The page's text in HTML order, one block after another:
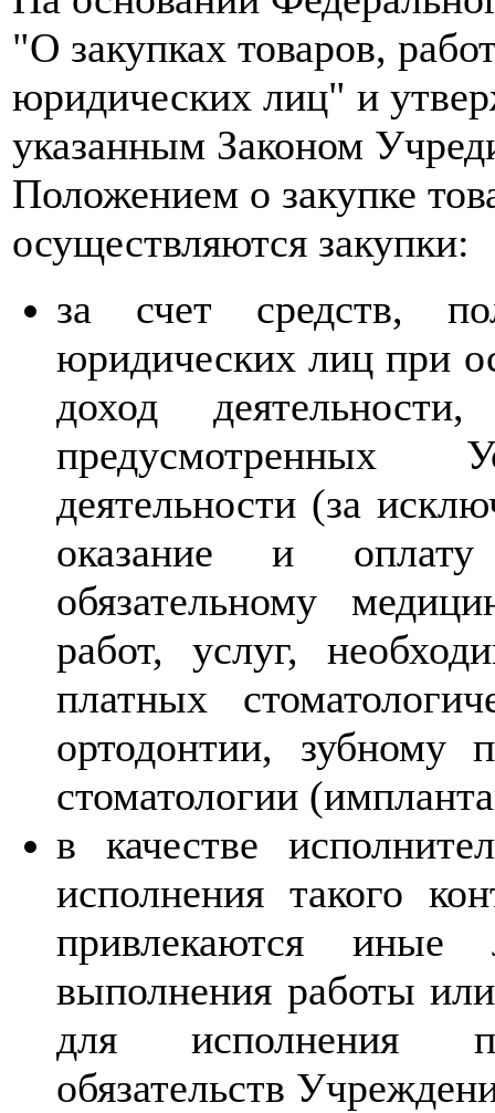
"О закупках товаров,
юридических лиц" и
указанным Законом
Положением о закупке
осуществляются закупки:
за счет средств,
юридических лиц при
доход
предусмотренных
деятельности (за
оказание и
обязательному
работ, услуг,
платных
ортодонтии, зубному
стоматологии
в качестве
исполнения такого
привлекаются иные
выполнения работы
для исполнения
обязательств